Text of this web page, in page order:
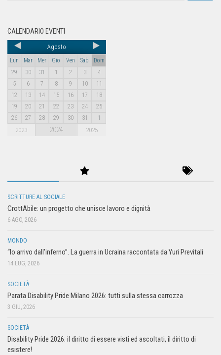
CALENDARIO EVENTI
Agosto
Lun Mar Mer Gio Ven Sab
Dom
29
30 31 1 2 3
4
5
6 7 8 9 10
11
12
13 14 15 16 17
18
19
20 21 22 23 24
25
26
27 28 29 30 31 1
2023 2024 2025
SCRITTURE AL SOCIALE
CrottAbile: un progetto che unisce lavoro e dignità
6 AGO, 2026
MONDO
“Io arrivo dall’inferno”. La guerra in Ucraina raccontata da Yuri Previtali
14 LUG, 2026
SOCIETÀ
Parata Disability Pride Milano 2026: tutti sulla stessa carrozza
3 GIU, 2026
SOCIETÀ
Disability Pride 2026: il diritto di essere visti ed ascoltati, il diritto di
esistere!